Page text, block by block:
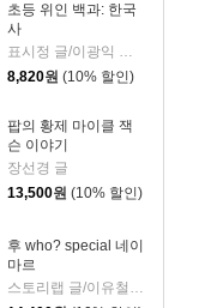
초등 위인 백과: 한국
사
표시정 글/이광익 그림
8,820원 (10% 할인)
팝의 황제 마이클 잭
슨 이야기
장선경 글
13,500원 (10% 할인)
후 who? special 네이
마르
스토리랩 글/이유철 그림